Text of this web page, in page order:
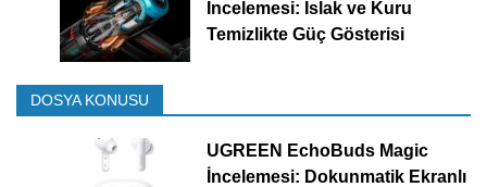
İncelemesi: Islak ve Kuru
Temizlikte Güç Gösterisi
DOSYA KONUSU
UGREEN EchoBuds Magic
İncelemesi: Dokunmatik Ekranlı